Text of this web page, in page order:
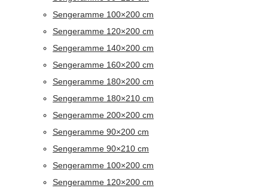
Sengeramme 100×200 cm
Sengeramme 120×200 cm
Sengeramme 140×200 cm
Sengeramme 160×200 cm
Sengeramme 180×200 cm
Sengeramme 180×210 cm
Sengeramme 200×200 cm
Sengeramme 90×200 cm
Sengeramme 90×210 cm
Sengeramme 100×200 cm
Sengeramme 120×200 cm